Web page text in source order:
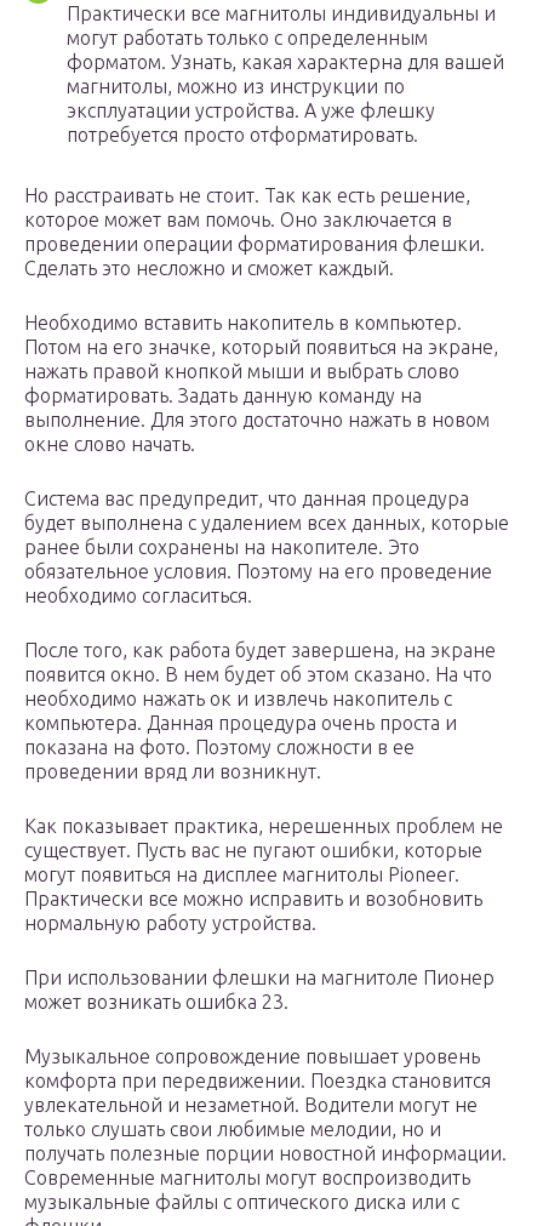
Практически все магнитолы индивидуальны и
могут работать только с определенным
форматом. Узнать, какая характерна для вашей
магнитолы, можно из инструкции по
эксплуатации устройства. А уже флешку
потребуется просто отформатировать.
Но расстраивать не стоит. Так как есть решение,
которое может вам помочь. Оно заключается в
проведении операции форматирования флешки.
Сделать это несложно и сможет каждый.
Необходимо вставить накопитель в компьютер.
Потом на его значке, который появиться на экране,
нажать правой кнопкой мыши и выбрать слово
форматировать. Задать данную команду на
выполнение. Для этого достаточно нажать в новом
окне слово начать.
Система вас предупредит, что данная процедура
будет выполнена с удалением всех данных, которые
ранее были сохранены на накопителе. Это
обязательное условия. Поэтому на его проведение
необходимо согласиться.
После того, как работа будет завершена, на экране
появится окно. В нем будет об этом сказано. На что
необходимо нажать ок и извлечь накопитель с
компьютера. Данная процедура очень проста и
показана на фото. Поэтому сложности в ее
проведении вряд ли возникнут.
Как показывает практика, нерешенных проблем не
существует. Пусть вас не пугают ошибки, которые
могут появиться на дисплее магнитолы Pioneer.
Практически все можно исправить и возобновить
нормальную работу устройства.
При использовании флешки на магнитоле Пионер
может возникать ошибка 23.
Музыкальное сопровождение повышает уровень
комфорта при передвижении. Поездка становится
увлекательной и незаметной. Водители могут не
только слушать свои любимые мелодии, но и
получать полезные порции новостной информации.
Современные магнитолы могут воспроизводить
музыкальные файлы с оптического диска или с